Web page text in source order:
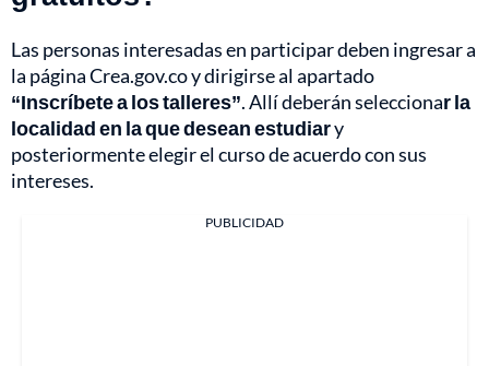
Las personas interesadas en participar deben ingresar a
la página Crea.gov.co y dirigirse al apartado
“Inscríbete a los talleres”. Allí deberán seleccionar la
localidad en la que desean estudiary
posteriormente elegir el curso de acuerdo con sus
intereses.
PUBLICIDAD